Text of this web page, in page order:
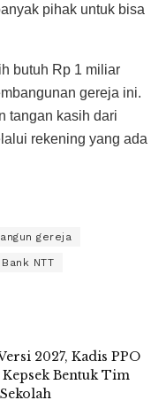
pihak untuk bisa
butuh Rp 1 miliar
gereja ini.
tangan kasih dari
rekening yang ada
gereja
NTT
2027, Kadis PPO
Bentuk Tim